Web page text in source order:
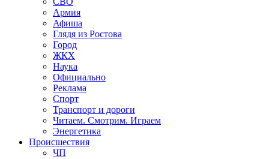
Армия
Афиша
Глядя из Ростова
Город
ЖКХ
Наука
Официально
Реклама
Спорт
Транспорт и дороги
Читаем. Смотрим. Играем
Энергетика
Происшествия
ЧП